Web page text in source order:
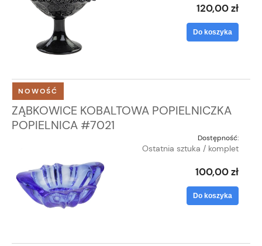
120,00 zł
Do koszyka
ZĄBKOWICE KOBALTOWA POPIELNICZKA
POPIELNICA #7021
Dostępność:
Ostatnia sztuka / komplet
100,00 zł
Do koszyka
NOWOŚĆ